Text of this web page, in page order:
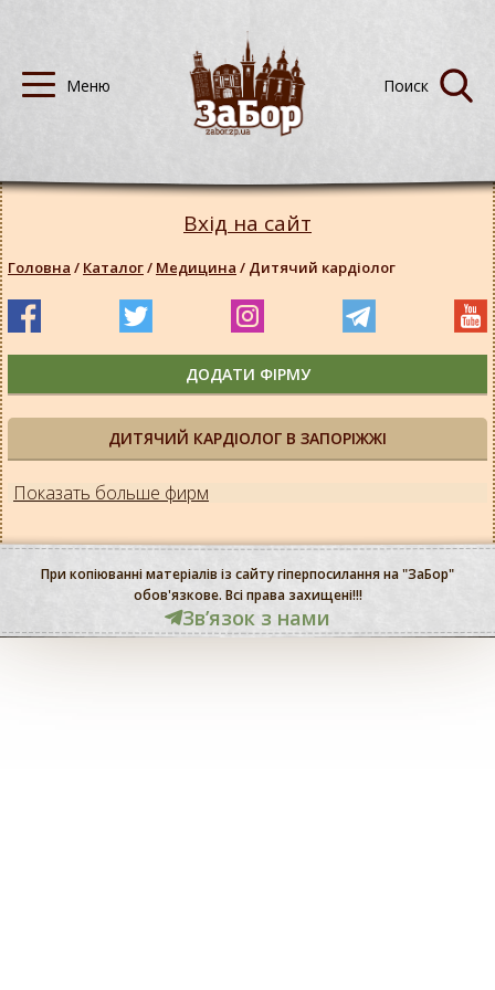
ДИТЯЧИЙ КАРДІОЛОГ В ЗАПОРІЖЖІ
Показать больше фирм
Вхід на сайт
Головна / Каталог/ Медицина / Дитячий кардіолог
ДОДАТИ ФІРМУ
При копіюванні матеріалів із сайту гіперпосилання на "ЗаБор"
обов'язкове. Всі права захищені!!!
Звʼязок з нами